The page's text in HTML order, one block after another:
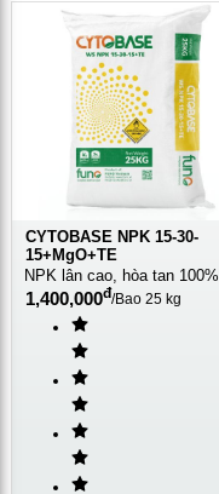
CYTOBASE NPK 15-30-
15+MgO+TE
NPK lân cao, hòa tan 100%
1,400,000đ/Bao 25 kg